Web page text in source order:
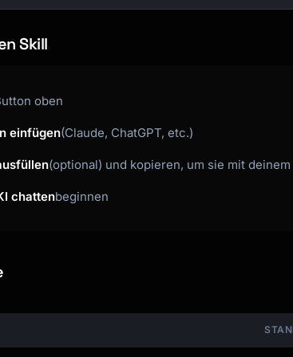
|
Skill
oben
einfügen(Claude, ChatGPT, etc.)
(optional) und kopieren, um sie mit
chattenbeginnen